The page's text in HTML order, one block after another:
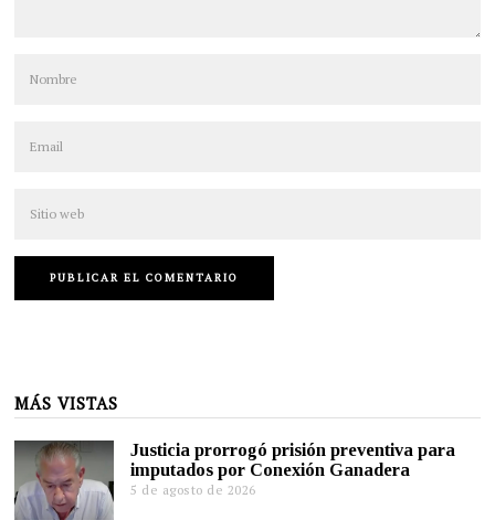
MÁS VISTAS
Justicia prorrogó prisión preventiva para
imputados por Conexión Ganadera
5 de agosto de 2026